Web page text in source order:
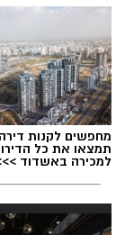
מחפשים לקנות
תמצאו את כל
למכירה באשדוד